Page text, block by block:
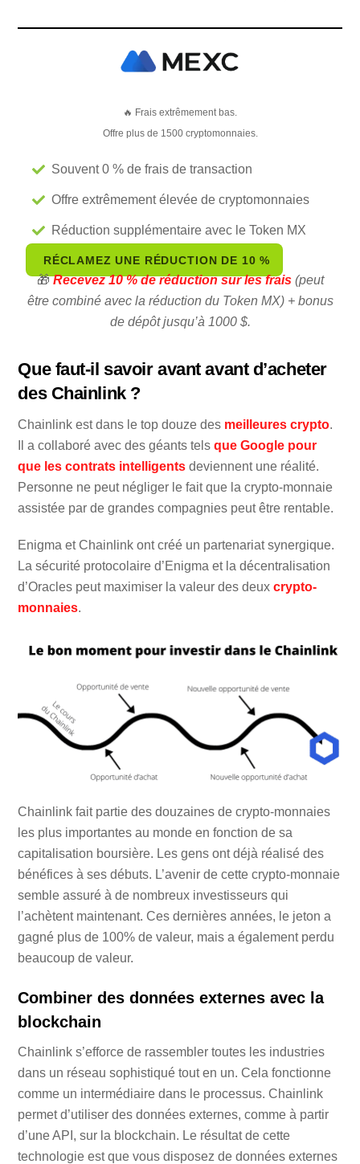
🔥 Frais extrêmement bas.
Offre plus de 1500 cryptomonnaies.
Souvent 0 % de frais de transaction
Offre extrêmement élevée de cryptomonnaies
Réduction supplémentaire avec le Token MX
RÉCLAMEZ UNE RÉDUCTION DE 10 %
🎁Recevez 10 % de réduction sur les frais(peut
être combiné avec la réduction du Token MX) + bonus
de dépôt jusqu’à 1000 $.
Que faut-il savoir avant avant d’acheter
des Chainlink ?
Chainlink est dans le top douze des meilleures crypto.
Il a collaboré avec des géants telsque Google pour
que les contrats intelligents deviennent une réalité.
Personne ne peut négliger le fait que la crypto-monnaie
assistée par de grandes compagnies peut être rentable.
Enigma et Chainlink ont créé un partenariat synergique.
La sécurité protocolaire d’Enigma et la décentralisation
d’Oracles peut maximiser la valeur des deuxcrypto-
monnaies.
Chainlink fait partie des douzaines de crypto-monnaies
les plus importantes au monde en fonction de sa
capitalisation boursière. Les gens ont déjà réalisé des
bénéfices à ses débuts. L’avenir de cette crypto-monnaie
semble assuré à de nombreux investisseurs qui
l’achètent maintenant. Ces dernières années, le jeton a
gagné plus de 100% de valeur, mais a également perdu
beaucoup de valeur.
Combiner des données externes avec la
blockchain
Chainlink s’efforce de rassembler toutes les industries
dans un réseau sophistiqué tout en un. Cela fonctionne
comme un intermédiaire dans le processus. Chainlink
permet d’utiliser des données externes, comme à partir
d’une API, sur la blockchain. Le résultat de cette
technologie est que vous disposez de données externes